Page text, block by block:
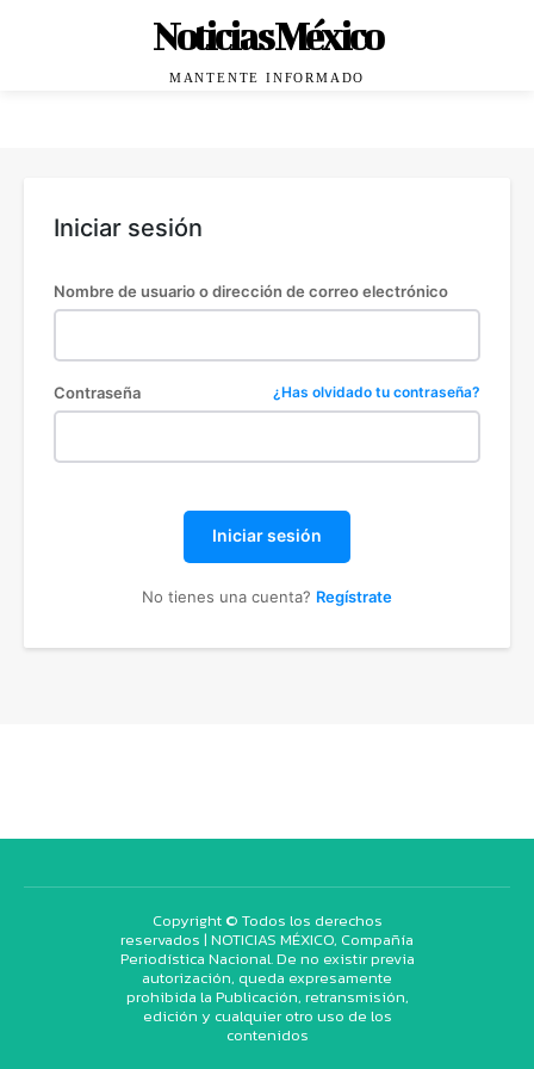
Noticias México
MANTENTE INFORMADO
Iniciar sesión
Nombre de usuario o dirección de correo electrónico
Contraseña ¿Has olvidado tu contraseña?
Iniciar sesión
No tienes una cuenta? Regístrate
Copyright © Todos los derechos
reservados | NOTICIAS MÉXICO, Compañía
Periodística Nacional. De no existir previa
autorización, queda expresamente
prohibida la Publicación, retransmisión,
edición y cualquier otro uso de los
contenidos